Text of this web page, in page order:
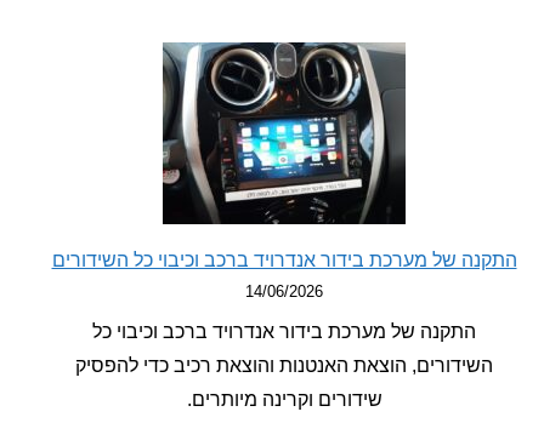
מחשב
פשוט
ילמד
אתכם
איך
רגישים
לקרינה
מרגישים
של מערכת בידור אנדרויד ברכב וכיבוי כל השידורים
14/06/2026
התקנה של מערכת בידור אנדרויד ברכב וכיבוי כל
הוצאת האנטנות והוצאת רכיב כדי להפסיק
שידורים וקרינה מיותרים.